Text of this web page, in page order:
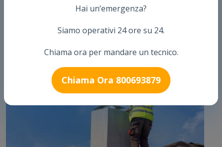
Hai un’emergenza?
Siamo operativi 24 ore su 24.
Chiama ora per mandare un tecnico.
Chiama Ora 800693879